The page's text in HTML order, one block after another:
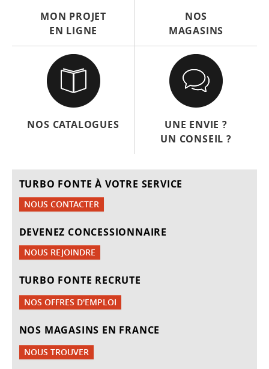
MON PROJET
EN LIGNE
NOS
MAGASINS
NOS CATALOGUES
UNE ENVIE ?
UN CONSEIL ?
TURBO FONTE À VOTRE SERVICE
NOUS CONTACTER
DEVENEZ CONCESSIONNAIRE
NOUS REJOINDRE
TURBO FONTE RECRUTE
NOS OFFRES D'EMPLOI
NOS MAGASINS EN FRANCE
NOUS TROUVER